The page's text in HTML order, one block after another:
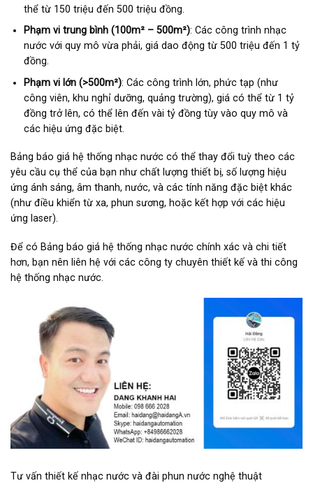
thể từ 150 triệu đến 500 triệu đồng.
Phạm vi trung bình (100m² – 500m²): Các công trình nhạc
nước với quy mô vừa phải, giá dao động từ 500 triệu đến 1 tỷ
đồng.
Phạm vi lớn (>500m²): Các công trình lớn, phức tạp (như
công viên, khu nghỉ dưỡng, quảng trường), giá có thể từ 1 tỷ
đồng trở lên, có thể lên đến vài tỷ đồng tùy vào quy mô và
các hiệu ứng đặc biệt.
Bảng báo giá hệ thống nhạc nước có thể thay đổi tuỳ theo các
yêu cầu cụ thể của bạn như chất lượng thiết bị, số lượng hiệu
ứng ánh sáng, âm thanh, nước, và các tính năng đặc biệt khác
(như điều khiển từ xa, phun sương, hoặc kết hợp với các hiệu
ứng laser).
Để có Bảng báo giá hệ thống nhạc nước chính xác và chi tiết
hơn, bạn nên liên hệ với các công ty chuyên thiết kế và thi công
hệ thống nhạc nước.
Tư vấn thiết kế nhạc nước và đài phun nước nghệ thuật